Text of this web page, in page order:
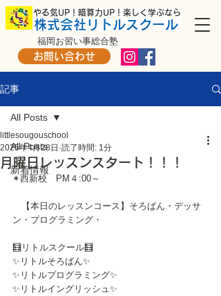
​ やる気UP！暗算力UP！楽しく学ぶなら
株式会社リトルスクール
お問い合わせ
福岡お習い事総合塾
記事
All Posts
新着情報
All Posts
月曜日レッスンスタート！！！
littlesougouschool
2025年4月28日 読了時間: 1分
✴西新校　PM４:00～
【本日のレッスンコース】そろばん・デッサ
ン・プログラミング・
🧮リトルスクール🧮
✨リトルそろばん✨
✨リトルプログラミング✨
✨リトルイングリッシュ✨